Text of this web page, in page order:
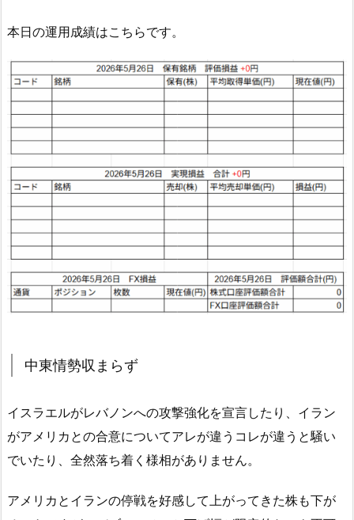
本日の運用成績はこちらです。
中東情勢収まらず
イスラエルがレバノンへの攻撃強化を宣言したり、イラン
がアメリカとの合意についてアレが違うコレが違うと騒い
でいたり、全然落ち着く様相がありません。
アメリカとイランの停戦を好感して上がってきた株も下が